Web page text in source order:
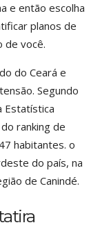
e então escolha
planos de
de você.
do Ceará e
Segundo
Estatística
ranking de
habitantes. o
do país, na
de Canindé.